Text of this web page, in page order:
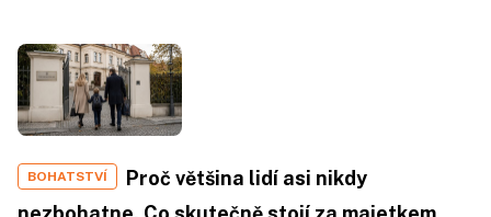
BOHATSTVÍ
Proč většina lidí asi nikdy